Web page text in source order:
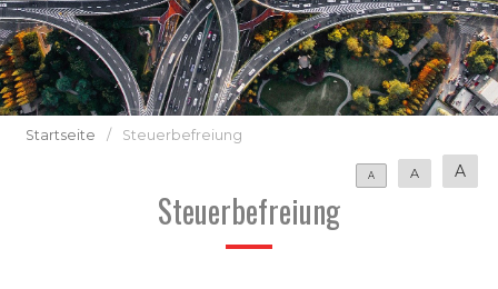
Startseite / Steuerbefreiung
A A A
Steuerbefreiung